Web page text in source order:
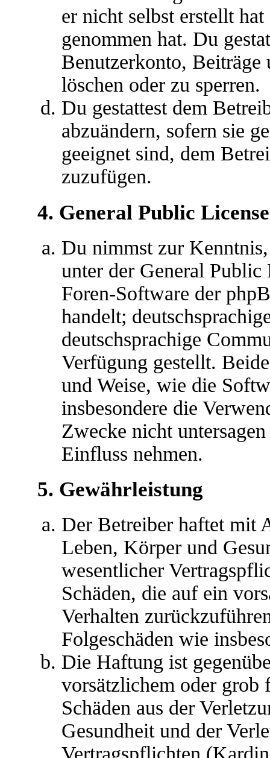
er nicht selbst erstellt
genommen hat. Du
Benutzerkonto,
löschen oder zu sperren.
Du gestattest dem
abzuändern, sofern sie
geeignet sind, dem
zuzufügen.
4. General Public License
Du nimmst zur
unter der General
Foren-Software der
handelt;
deutschsprachige
Verfügung gestellt.
und Weise, wie die
insbesondere die
Zwecke nicht
Einfluss nehmen.
5. Gewährleistung
Der Betreiber haftet mit
Leben, Körper und
wesentlicher
Schäden, die auf ein
Verhalten
Folgeschäden wie
Die Haftung ist
vorsätzlichem oder grob
Schäden aus der
Gesundheit und der